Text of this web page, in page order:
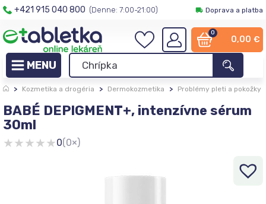
+421 915 040 800 (Denne: 7:00-21:00) Doprava a platba
0
0,00 €
> Kozmetika a drogéria > Dermokozmetika > Problémy pleti a pokožky
BABÉ DEPIGMENT+, intenzívne sérum
30ml
★★★★★0(0×)